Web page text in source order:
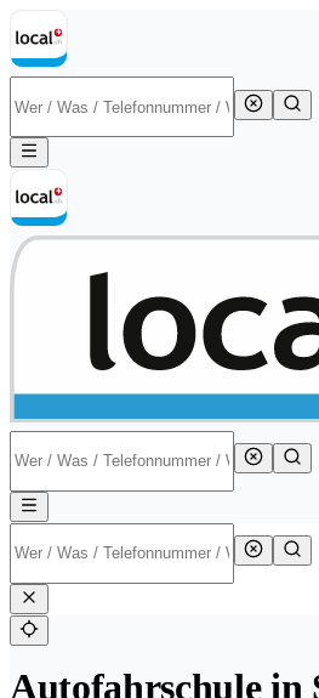
Autofahrschule in